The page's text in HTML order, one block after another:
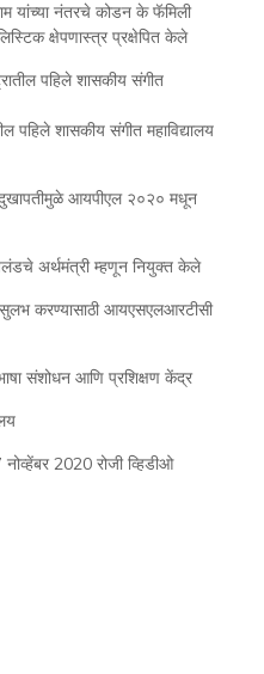
यांच्या नंतरचे कोडन के फॅमिली
क्षेपणास्त्र प्रक्षेपित केले
पहिले शासकीय संगीत
पहिले शासकीय संगीत महाविद्यालय
आयपीएल २०२० मधून
अर्थमंत्री म्हणून नियुक्त केले
सुलभ करण्यासाठी आयएसएलआरटीसी
संशोधन आणि प्रशिक्षण केंद्र
2020 रोजी व्हिडीओ